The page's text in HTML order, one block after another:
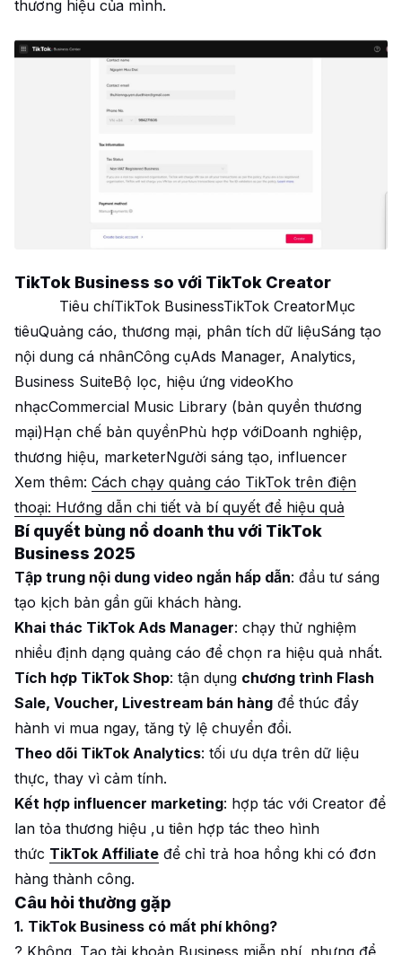
thương hiệu của mình.
TikTok Business so với TikTok Creator
Tiêu chíTikTok BusinessTikTok CreatorMục
tiêuQuảng cáo, thương mại, phân tích dữ liệuSáng tạo
nội dung cá nhânCông cụAds Manager, Analytics,
Business SuiteBộ lọc, hiệu ứng videoKho
nhạcCommercial Music Library (bản quyền thương
mại)Hạn chế bản quyềnPhù hợp vớiDoanh nghiệp,
thương hiệu, marketerNgười sáng tạo, influencer
Xem thêm: Cách chạy quảng cáo TikTok trên điện
thoại: Hướng dẫn chi tiết và bí quyết để hiệu quả
Bí quyết bùng nổ doanh thu với TikTok
Business 2025
Tập trung nội dung video ngắn hấp dẫn: đầu tư sáng
tạo kịch bản gần gũi khách hàng.
Khai thác TikTok Ads Manager: chạy thử nghiệm
nhiều định dạng quảng cáo để chọn ra hiệu quả nhất.
Tích hợp TikTok Shop: tận dụng chương trình Flash
Sale, Voucher, Livestream bán hàng để thúc đẩy
hành vi mua ngay, tăng tỷ lệ chuyển đổi.
Theo dõi TikTok Analytics: tối ưu dựa trên dữ liệu
thực, thay vì cảm tính.
Kết hợp influencer marketing: hợp tác với Creator để
lan tỏa thương hiệu ,u tiên hợp tác theo hình
thức TikTok Affiliate để chỉ trả hoa hồng khi có đơn
hàng thành công.
Câu hỏi thường gặp
1. TikTok Business có mất phí không?